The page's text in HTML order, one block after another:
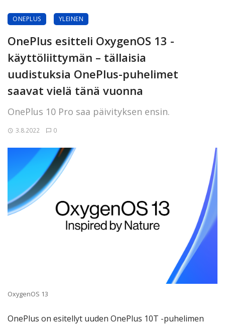
ONEPLUS YLEINEN
OnePlus esitteli OxygenOS 13 -
käyttöliittymän – tällaisia
uudistuksia OnePlus-puhelimet
saavat vielä tänä vuonna
OnePlus 10 Pro saa päivityksen ensin.
3.8.2022 0
OxygenOS 13
OnePlus on esitellyt uuden OnePlus 10T -puhelimen